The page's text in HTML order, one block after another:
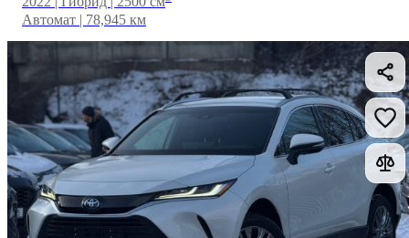
Автомат | 78,945 км